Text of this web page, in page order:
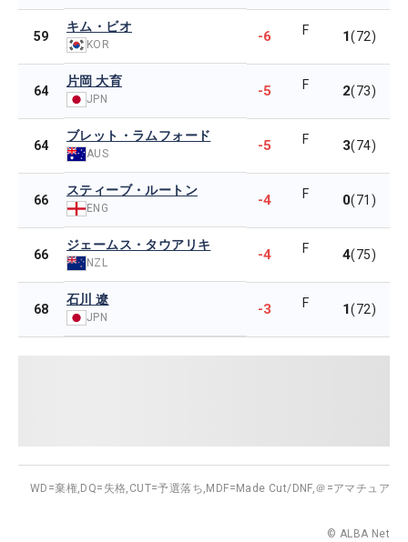
59
キム・ビオ
KOR -6 F 1(72)
64
片岡 大育
JPN -5 F 2(73)
64
ブレット・ラムフォード
AUS -5 F 3(74)
66
スティーブ・ルートン
ENG -4 F 0(71)
66
ジェームス・タウアリキ
NZL -4 F 4(75)
68
石川 遼
JPN -3 F 1(72)
WD=棄権, DQ=失格, CUT=予選落ち, MDF=Made Cut/DNF,＠=アマチュア
© ALBA Net